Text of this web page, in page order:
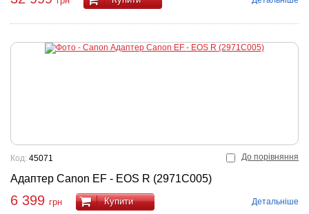
До порівняння
Адаптер Canon EF - EOS R (2971C005)
Код: 45071
6 399 грн Купити Детальніше